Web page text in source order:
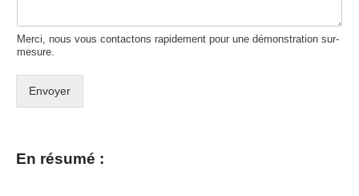
Merci, nous vous contactons rapidement pour une démonstration sur-
mesure.
Envoyer
En résumé :